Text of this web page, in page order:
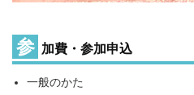
参 加費・参加申込
一般のかた